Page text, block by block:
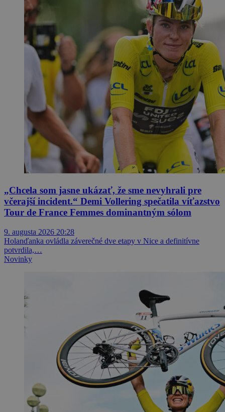
„Chcela som jasne ukázať, že sme nevyhrali pre
včerajší incident.“ Demi Vollering spečatila víťazstvo
Tour de France Femmes dominantným sólom
9. augusta 2026 20:28
Holanďanka ovládla záverečné dve etapy v Nice a definitívne
potvrdila,…
Novinky